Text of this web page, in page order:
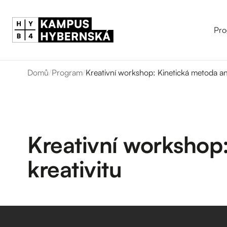
Domů/Program/Kreativní workshop: Kinetická metoda
Kreativní
kreativitu